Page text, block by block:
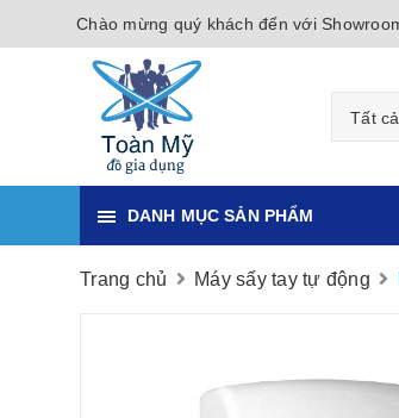
Chào mừng quý khách đến với
Tất cả
DANH MỤC SẢN PHẨM
Trang chủ Máy sấy tay tự động